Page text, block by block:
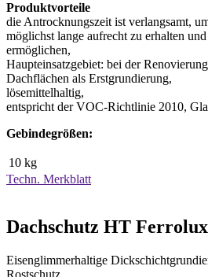
Produktvorteile
die Antrocknungszeit ist verlangsamt,
möglichst lange aufrecht zu erhalten
ermöglichen,
Haupteinsatzgebiet: bei der
Dachflächen als Erstgrundierung,
lösemittelhaltig,
entspricht der VOC-Richtlinie 2010,
Gebindegrößen:
10 kg
Techn. Merkblatt
Dachschutz HT
Eisenglimmerhaltige